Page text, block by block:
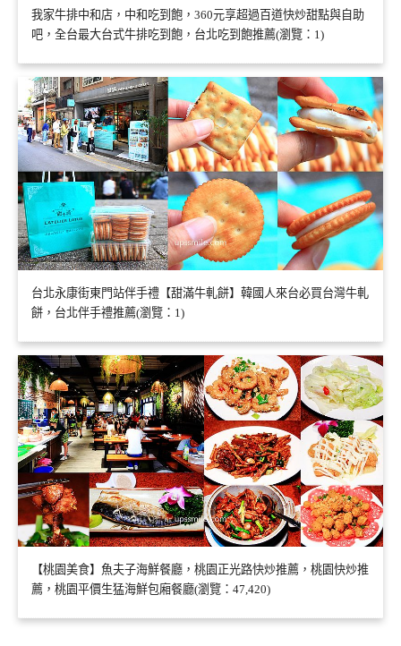
我家牛排中和店，中和吃到飽，360元享超過百道快炒甜點與自助
吧，全台最大台式牛排吃到飽，台北吃到飽推薦(瀏覽：1)
台北永康街東門站伴手禮【甜滿牛軋餅】韓國人來台必買台灣牛軋
餅，台北伴手禮推薦(瀏覽：1)
【桃園美食】魚夫子海鮮餐廳，桃園正光路快炒推薦，桃園快炒推
薦，桃園平價生猛海鮮包廂餐廳(瀏覽：47,420)